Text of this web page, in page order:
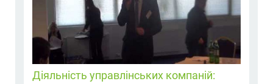
Діяльність управлінських компаній: